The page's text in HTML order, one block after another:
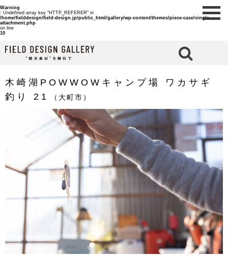
Warning
: Undefined array key "HTTP_REFERER" in
/home/fielddesign/field-design.jp/public_html/gallery/wp-content/themes/piece-case/single-
attachment.php
on line
10
木崎湖POWWOWキャンプ場 ワカサギ
釣り 21
（大町市）